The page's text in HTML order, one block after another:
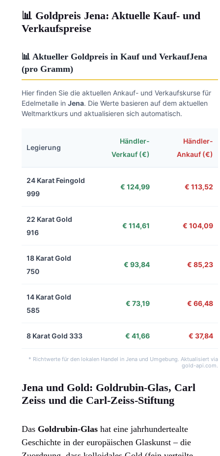
📊 Goldpreis Jena: Aktuelle Kauf- und
Verkaufspreise
📊 Aktueller Goldpreis in Kauf und VerkaufJena
(pro Gramm)
Hier finden Sie die aktuellen Ankauf- und Verkaufskurse für
Edelmetalle in Jena. Die Werte basieren auf dem aktuellen
Weltmarktkurs und aktualisieren sich automatisch.
Legierung
Händler-
Verkauf (€)
Händler-
Ankauf (€)
24 Karat Feingold
999
€ 124,99 € 113,52
22 Karat Gold
916
€ 114,61 € 104,09
18 Karat Gold
750
€ 93,84 € 85,23
14 Karat Gold
585
€ 73,19 € 66,48
8 Karat Gold 333 € 41,66 € 37,84
* Richtwerte für den lokalen Handel in Jena und Umgebung. Aktualisiert via
gold-api.com.
Jena und Gold: Goldrubin-Glas, Carl
Zeiss und die Carl-Zeiss-Stiftung
Das Goldrubin-Glas hat eine jahrhundertealte
Geschichte in der europäischen Glaskunst – die